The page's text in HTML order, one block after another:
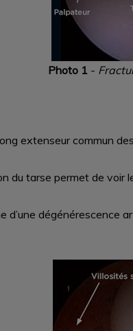
Photo 1-
extenseur commun
du tarse permet de
dégénérescence